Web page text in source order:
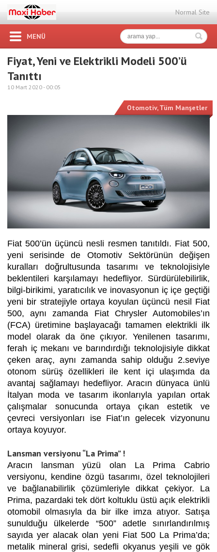
Normal Site
MENÜ
Fiyat, Yeni ve Elektrikli Modeli 500’ü
Tanıttı
10 Mart 2020 - 00:05
Otomotiv,Tüm Manşetler
Fiat 500’ün üçüncü nesli resmen tanıtıldı. Fiat 500,
yeni serisinde de Otomotiv Sektörünün değişen
kuralları doğrultusunda tasarımı ve teknolojisiyle
beklentileri karşılamayı hedefliyor. Sürdürülebilirlik,
bilgi-birikimi, yaratıcılık ve inovasyonun iç içe geçtiği
yeni bir stratejiyle ortaya koyulan üçüncü nesil Fiat
500, aynı zamanda Fiat Chrysler Automobiles’ın
(FCA) üretimine başlayacağı tamamen elektrikli ilk
model olarak da öne çıkıyor. Yenilenen tasarımı,
ferah iç mekanı ve barındırdığı teknolojisiyle dikkat
çeken araç, aynı zamanda sahip olduğu 2.seviye
otonom sürüş özellikleri ile kent içi ulaşımda da
avantaj sağlamayı hedefliyor. Aracın dünyaca ünlü
İtalyan moda ve tasarım ikonlarıyla yapılan ortak
çalışmalar sonucunda ortaya çıkan estetik ve
çevreci versiyonları ise Fiat’ın gelecek vizyonunu
ortaya koyuyor.
Lansman versiyonu “La Prima” !
Aracın lansman yüzü olan La Prima Cabrio
versiyonu, kendine özgü tasarımı, özel teknolojileri
ve bağlanabilirlik çözümleriyle dikkat çekiyor. La
Prima, pazardaki tek dört koltuklu üstü açık elektrikli
otomobil olmasıyla da bir ilke imza atıyor. Satışa
sunulduğu ülkelerde “500” adetle sınırlandırılmış
sayıda yer alacak olan yeni Fiat 500 La Prima’da;
metalik mineral grisi, sedefli okyanus yeşili ve gök